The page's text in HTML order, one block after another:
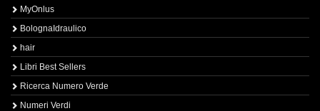
MyOnlus
BolognaIdraulico
hair
Libri Best Sellers
Ricerca Numero Verde
Numeri Verdi